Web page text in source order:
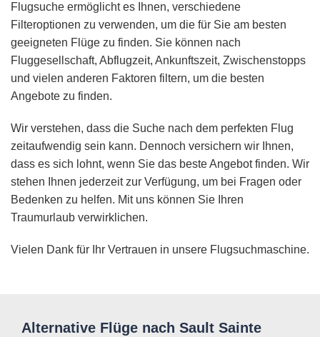
Flugsuche ermöglicht es Ihnen, verschiedene
Filteroptionen zu verwenden, um die für Sie am besten
geeigneten Flüge zu finden. Sie können nach
Fluggesellschaft, Abflugzeit, Ankunftszeit, Zwischenstopps
und vielen anderen Faktoren filtern, um die besten
Angebote zu finden.
Wir verstehen, dass die Suche nach dem perfekten Flug
zeitaufwendig sein kann. Dennoch versichern wir Ihnen,
dass es sich lohnt, wenn Sie das beste Angebot finden. Wir
stehen Ihnen jederzeit zur Verfügung, um bei Fragen oder
Bedenken zu helfen. Mit uns können Sie Ihren
Traumurlaub verwirklichen.
Vielen Dank für Ihr Vertrauen in unsere Flugsuchmaschine.
Alternative Flüge nach Sault Sainte